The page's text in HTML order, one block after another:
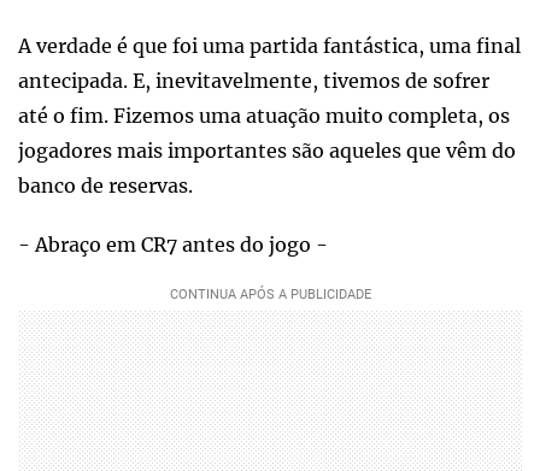
A verdade é que foi uma partida fantástica, uma final
antecipada. E, inevitavelmente, tivemos de sofrer
até o fim. Fizemos uma atuação muito completa, os
jogadores mais importantes são aqueles que vêm do
banco de reservas.
- Abraço em CR7 antes do jogo -